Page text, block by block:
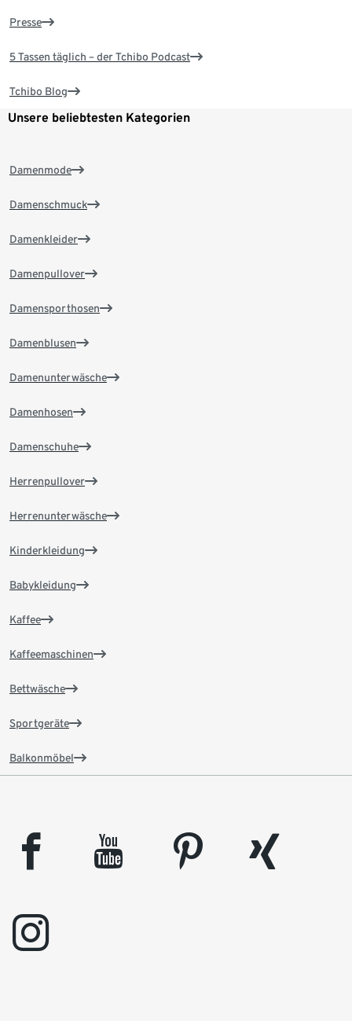
Presse
5 Tassen täglich – der Tchibo Podcast
Tchibo Blog
Unsere beliebtesten Kategorien
Damenmode
Damenschmuck
Damenkleider
Damenpullover
Damensporthosen
Damenblusen
Damenunterwäsche
Damenhosen
Damenschuhe
Herrenpullover
Herrenunterwäsche
Kinderkleidung
Babykleidung
Kaffee
Kaffeemaschinen
Bettwäsche
Sportgeräte
Balkonmöbel
facebook youtube pinterest
xing
instagram